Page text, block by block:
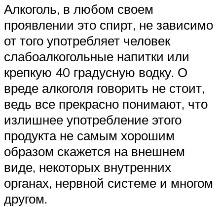
Алкоголь, в любом своем
проявлении это спирт, не зависимо
от того употребляет человек
слабоалкогольные напитки или
крепкую 40 градусную водку. О
вреде алкоголя говорить не стоит,
ведь все прекрасно понимают, что
излишнее употребление этого
продукта не самым хорошим
образом скажется на внешнем
виде, некоторых внутренних
органах, нервной системе и многом
другом.